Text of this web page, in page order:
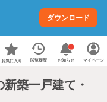
ダウンロード
お気に入り 閲覧履歴 お知らせ マイページ
新築一戸建て・